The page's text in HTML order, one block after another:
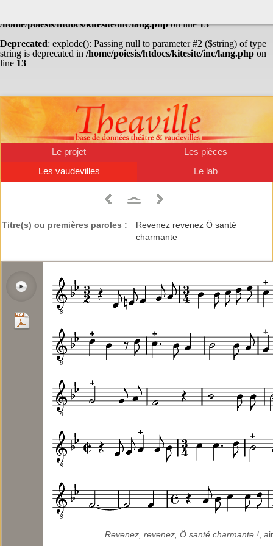
/home/poiesis/htdocs/kitesite/inc/lang.phpon line13
Deprecated: explode(): Passing null to parameter #2 ($string) of type
string is deprecated in /home/poiesis/htdocs/kitesite/inc/lang.php on
line 13
Le projet
Les pièces
Les vaudevilles
Le lab
Titre(s) ou premières paroles :
Revenez revenez Ö santé
charmante
Revenez, revenez, Ö santé charmante !,